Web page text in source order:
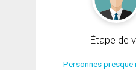
Étape de
Personnes presque